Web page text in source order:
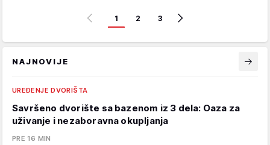
1 2 3
NAJNOVIJE
UREĐENJE DVORIŠTA
Savršeno dvorište sa bazenom iz 3 dela: Oaza za
uživanje i nezaboravna okupljanja
PRE 16 MIN